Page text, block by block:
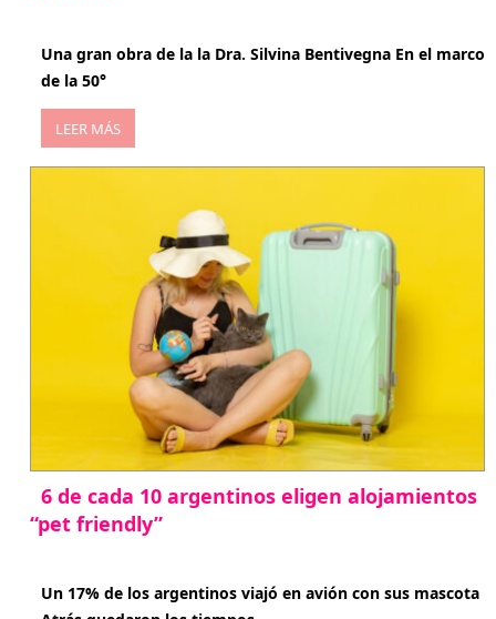
Una gran obra de la la Dra. Silvina Bentivegna En el marco
de la 50°
LEER MÁS
6 de cada 10 argentinos eligen alojamientos
“pet friendly”
Un 17% de los argentinos viajó en avión con sus mascota